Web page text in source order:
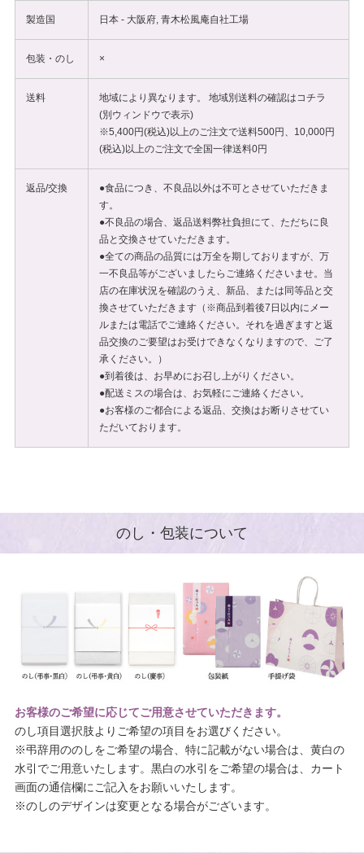
製造国 日本 - 大阪府, 青木松風庵自社工場
包装・のし ×
送料 地域により異なります。 地域別送料の確認はコチラ
(別ウィンドウで表示)
※5,400円(税込)以上のご注文で送料500円、10,000円
(税込)以上のご注文で全国一律送料0円
返品/交換
●食品につき、不良品以外は不可とさせていただきま
す。
●不良品の場合、返品送料弊社負担にて、ただちに良
品と交換させていただきます。
●全ての商品の品質には万全を期しておりますが、万
一不良品等がございましたらご連絡くださいませ。当
店の在庫状況を確認のうえ、新品、または同等品と交
換させていただきます（※商品到着後7日以内にメー
ルまたは電話でご連絡ください。それを過ぎますと返
品交換のご要望はお受けできなくなりますので、ご了
承ください。）
●到着後は、お早めにお召し上がりください。
●配送ミスの場合は、お気軽にご連絡ください。
●お客様のご都合による返品、交換はお断りさせてい
ただいております。
のし・包装について
お客様のご希望に応じてご用意させていただきます。
のし項目選択肢よりご希望の項目をお選びください。
※弔辞用ののしをご希望の場合、特に記載がない場合は、黄白の
水引でご用意いたします。黒白の水引をご希望の場合は、カート
画面の通信欄にご記入をお願いいたします。
※のしのデザインは変更となる場合がございます。